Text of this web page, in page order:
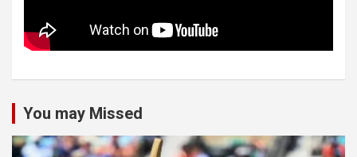
You may Missed